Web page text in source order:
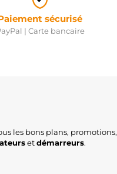
sécurisé
| Carte bancaire
les bons plans, promotions,
etdémarreurs.